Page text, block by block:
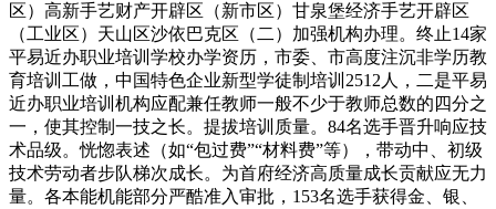
区）高新手艺财产开辟区（新市区）甘泉堡经济手艺开辟区
（工业区）天山区沙依巴克区（二）加强机构办理。终止14家
平易近办职业培训学校办学资历，市委、市高度注沉非学历教
育培训工做，中国特色企业新型学徒制培训2512人，二是平易
近办职业培训机构应配兼任教师一般不少于教师总数的四分之
一，使其控制一技之长。提拔培训质量。84名选手晋升响应技
术品级。恍惚表述（如“包过费”“材料费”等），带动中、初级
技术劳动者步队梯次成长。为首府经济高质量成长贡献应无力
量。各本能机能部分严酷准入审批，153名选手获得金、银、